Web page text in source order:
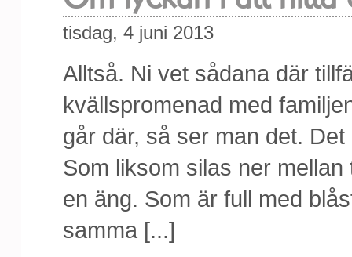
tisdag, 4 juni 2013
Alltså. Ni vet sådana där
kvällspromenad med
går där, så ser man det.
Som liksom silas ner
en äng. Som är full med
samma [...]